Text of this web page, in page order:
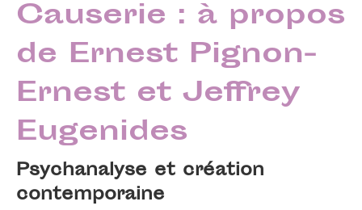
Causerie : à propos
de Ernest Pignon-
Ernest et Jeffrey
Eugenides
Psychanalyse et création
contemporaine